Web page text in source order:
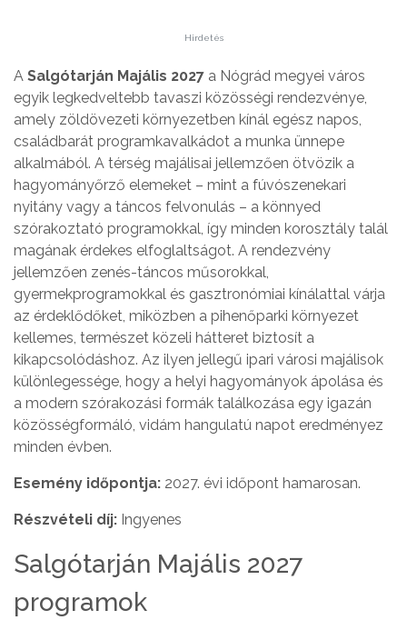
Hirdetés
A Salgótarján Majális 2027 a Nógrád megyei város
egyik legkedveltebb tavaszi közösségi rendezvénye,
amely zöldövezeti környezetben kínál egész napos,
családbarát programkavalkádot a munka ünnepe
alkalmából. A térség majálisai jellemzően ötvözik a
hagyományőrző elemeket – mint a fúvószenekari
nyitány vagy a táncos felvonulás – a könnyed
szórakoztató programokkal, így minden korosztály talál
magának érdekes elfoglaltságot. A rendezvény
jellemzően zenés-táncos műsorokkal,
gyermekprogramokkal és gasztronómiai kínálattal várja
az érdeklődőket, miközben a pihenőparki környezet
kellemes, természet közeli hátteret biztosít a
kikapcsolódáshoz. Az ilyen jellegű ipari városi majálisok
különlegessége, hogy a helyi hagyományok ápolása és
a modern szórakozási formák találkozása egy igazán
közösségformáló, vidám hangulatú napot eredményez
minden évben.
Esemény időpontja: 2027. évi időpont hamarosan.
Részvételi díj: Ingyenes
Salgótarján Majális 2027
programok